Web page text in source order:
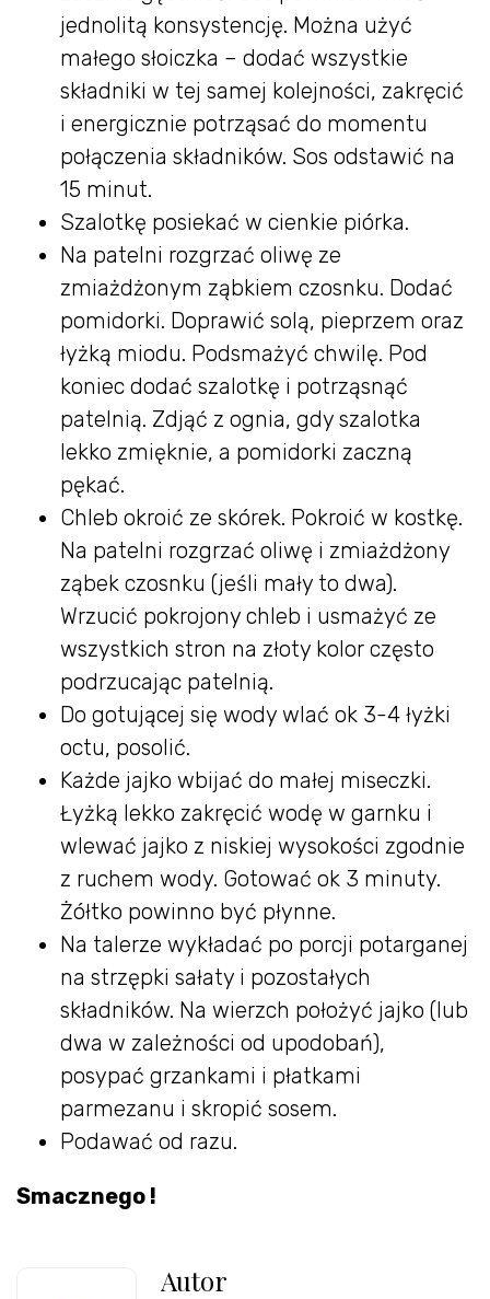
jednolitą konsystencję. Można użyć
małego słoiczka – dodać wszystkie
składniki w tej samej kolejności, zakręcić
i energicznie potrząsać do momentu
połączenia składników. Sos odstawić na
15 minut.
Szalotkę posiekać w cienkie piórka.
Na patelni rozgrzać oliwę ze
zmiażdżonym ząbkiem czosnku. Dodać
pomidorki. Doprawić solą, pieprzem oraz
łyżką miodu. Podsmażyć chwilę. Pod
koniec dodać szalotkę i potrząsnąć
patelnią. Zdjąć z ognia, gdy szalotka
lekko zmięknie, a pomidorki zaczną
pękać.
Chleb okroić ze skórek. Pokroić w kostkę.
Na patelni rozgrzać oliwę i zmiażdżony
ząbek czosnku (jeśli mały to dwa).
Wrzucić pokrojony chleb i usmażyć ze
wszystkich stron na złoty kolor często
podrzucając patelnią.
Do gotującej się wody wlać ok 3-4 łyżki
octu, posolić.
Każde jajko wbijać do małej miseczki.
Łyżką lekko zakręcić wodę w garnku i
wlewać jajko z niskiej wysokości zgodnie
z ruchem wody. Gotować ok 3 minuty.
Żółtko powinno być płynne.
Na talerze wykładać po porcji potarganej
na strzępki sałaty i pozostałych
składników. Na wierzch położyć jajko (lub
dwa w zależności od upodobań),
posypać grzankami i płatkami
parmezanu i skropić sosem.
Podawać od razu.
Smacznego !
Autor